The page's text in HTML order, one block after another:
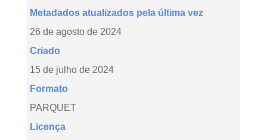
Metadados atualizados pela última vez
26 de agosto de 2024
Criado
15 de julho de 2024
Formato
PARQUET
Licença